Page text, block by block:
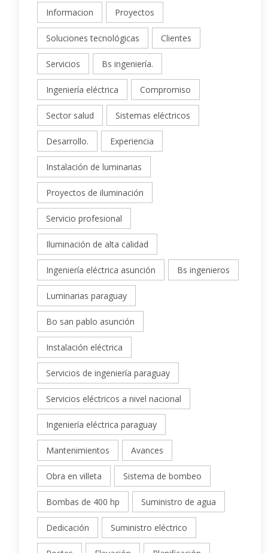
Informacion Proyectos
Soluciones tecnológicas Clientes
Servicios Bs ingeniería.
Ingeniería eléctrica Compromiso
Sector salud Sistemas eléctricos
Desarrollo. Experiencia
Instalación de luminarias
Proyectos de iluminación
Servicio profesional
Iluminación de alta calidad
Ingeniería eléctrica asunción Bs ingenieros
Luminarias paraguay
Bo san pablo asunción
Instalación eléctrica
Servicios de ingeniería paraguay
Servicios eléctricos a nivel nacional
Ingeniería eléctrica paraguay
Mantenimientos Avances
Obra en villeta Sistema de bombeo
Bombas de 400 hp Suministro de agua
Dedicación Suministro eléctrico